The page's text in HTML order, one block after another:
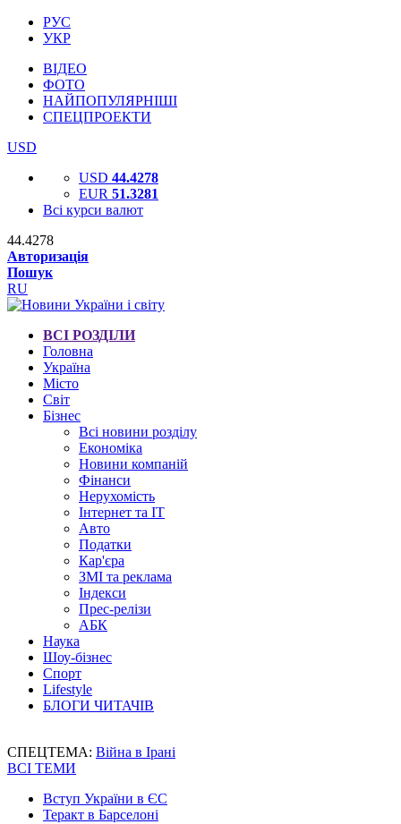
РУС
УКР
ВІДЕО
ФОТО
НАЙПОПУЛЯРНІШІ
СПЕЦПРОЕКТИ
USD
USD 44.4278
EUR 51.3281
Всі курси валют
44.4278
Авторизація
Пошук
RU
ВСІ РОЗДІЛИ
Головна
Україна
Місто
Світ
Бізнес
Всі новини розділу
Економіка
Новини компаній
Фінанси
Нерухомість
Інтернет та IT
Авто
Податки
Кар'єра
ЗМІ та реклама
Індекси
Прес-релізи
АБК
Наука
Шоу-бізнес
Спорт
Lifestyle
БЛОГИ ЧИТАЧІВ
СПЕЦТЕМА: Війна в Ірані
ВСІ ТЕМИ
Вступ України в ЄС
Теракт в Барселоні